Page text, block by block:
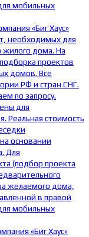
мобильных
«Биг Хаус»
необходимых для
жилого дома. На
проектов
домов. Все
РФ и стран СНГ.
по запросу.
для
Реальная стоимость
основании
Для
(подбор проекта
желаемого дома,
в правой
мобильных
«Биг Хаус»